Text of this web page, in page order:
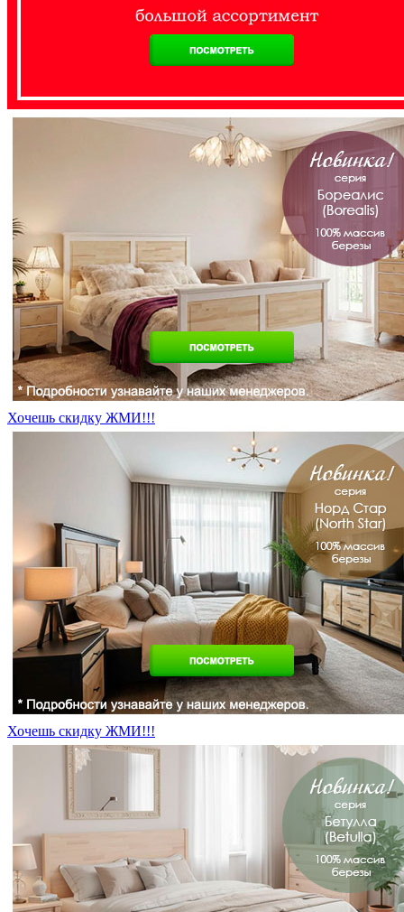
Хочешь скидку ЖМИ!!!
Хочешь скидку ЖМИ!!!